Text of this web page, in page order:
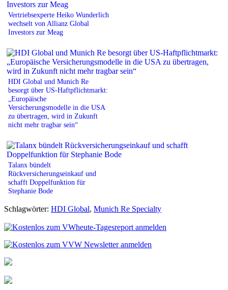
Vertriebsexperte Heiko Wunderlich
wechselt von Allianz Global
Investors zur Meag
HDI Global und Munich Re
besorgt über US-Haftpflichtmarkt:
„Europäische
Versicherungsmodelle in die USA
zu übertragen, wird in Zukunft
nicht mehr tragbar sein“
Talanx bündelt
Rückversicherungseinkauf und
schafft Doppelfunktion für
Stephanie Bode
Schlagwörter: HDI Global, Munich Re Specialty